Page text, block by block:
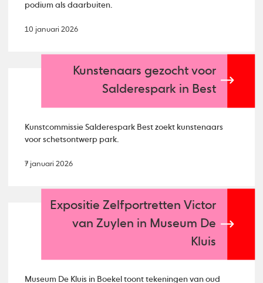
podium als daarbuiten.
10 januari 2026
Kunstenaars gezocht voor
Salderespark in Best
Kunstcommissie Salderespark Best zoekt kunstenaars
voor schetsontwerp park.
7 januari 2026
Expositie Zelfportretten Victor
van Zuylen in Museum De
Kluis
Museum De Kluis in Boekel toont tekeningen van oud